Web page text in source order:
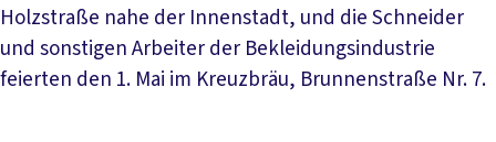
Holzstraße nahe der Innenstadt, und die Schneider
und sonstigen Arbeiter der Bekleidungsindustrie
feierten den 1. Mai im Kreuzbräu, Brunnenstraße Nr. 7.